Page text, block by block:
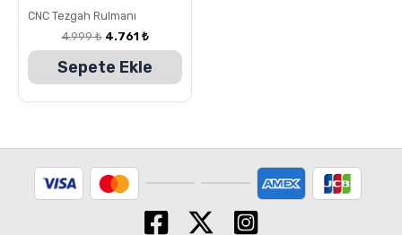
CNC Tezgah Rulmanı
4.999₺ 4.761 ₺
Sepete Ekle